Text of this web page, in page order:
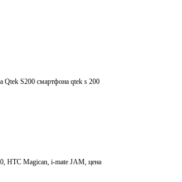
Qtek S200 смартфона qtek s 200
HTC Magican, i-mate JAM, цена